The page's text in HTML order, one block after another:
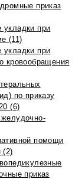
приказ
укладки при
(11)
укладки при
кровообращения
по приказу
(6)
помощи
(2)
приказ